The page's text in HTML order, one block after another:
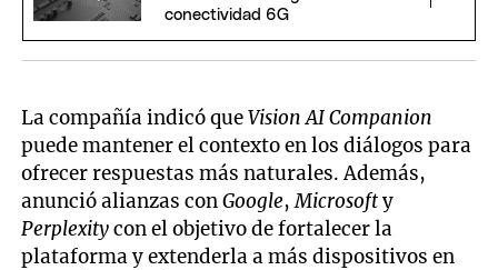
conectividad 6G
La compañía indicó queVision AI Companion
puede mantener el contexto en los diálogos para
ofrecer respuestas más naturales. Además,
anunció alianzas conGoogle,Microsofty
Perplexitycon el objetivo de fortalecer la
plataforma y extenderla a más dispositivos en